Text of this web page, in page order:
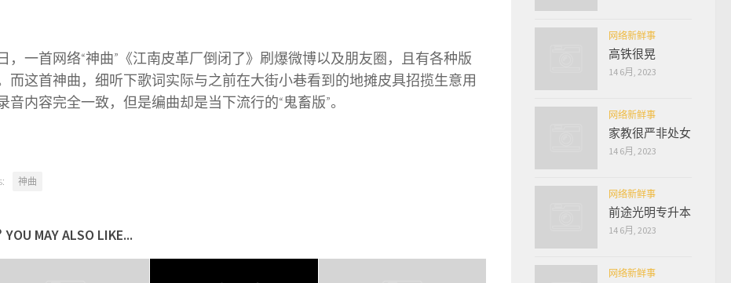
，一首网络“神曲”《江南皮革厂倒闭了》刷爆微博以及朋友圈，且有各种版
而这首神曲，细听下歌词实际与之前在大街小巷看到的地摊皮具招揽生意用
音内容完全一致，但是编曲却是当下流行的“鬼畜版”。
神曲
YOU MAY ALSO LIKE...
网络新鲜事
高铁很晃
14 6月, 2023
网络新鲜事
家教很严非处女
14 6月, 2023
网络新鲜事
前途光明专升本
14 6月, 2023
网络新鲜事